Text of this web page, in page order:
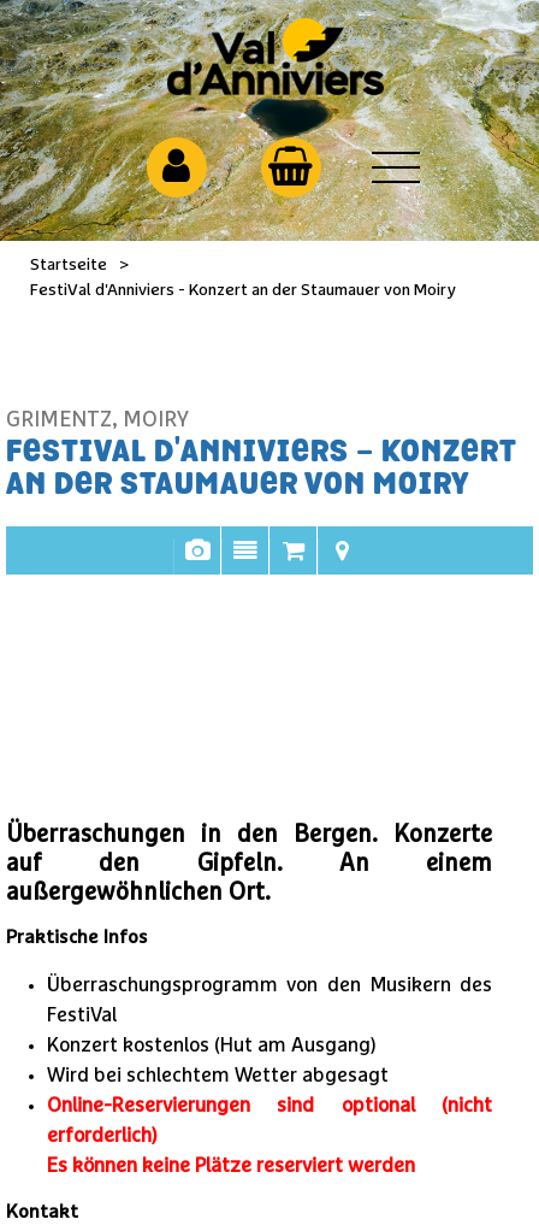
Startseite
>
FestiVal d'Anniviers - Konzert an der Staumauer von Moiry
FESTIVAL D'ANNIVIERS - KONZERT
AN DER STAUMAUER VON MOIRY
GRIMENTZ, MOIRY
Überraschungen in den Bergen. Konzerte
auf den Gipfeln. An einem
außergewöhnlichen Ort.
Praktische Infos
Überraschungsprogramm von den Musikern des
FestiVal
Konzert kostenlos (Hut am Ausgang)
Wird bei schlechtem Wetter abgesagt
Online-Reservierungen sind optional (nicht
erforderlich)
Es können keine Plätze reserviert werden
Kontakt